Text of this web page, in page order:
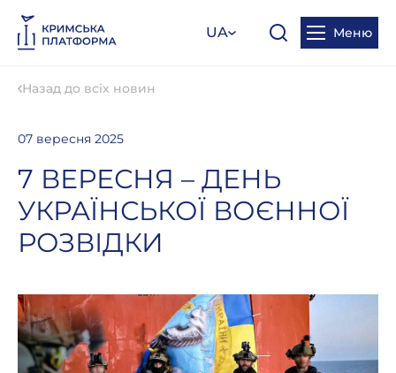
UA Меню
Назад до всіх новин
07 вересня 2025
7 ВЕРЕСНЯ – ДЕНЬ
УКРАЇНСЬКОЇ ВОЄННОЇ
РОЗВІДКИ